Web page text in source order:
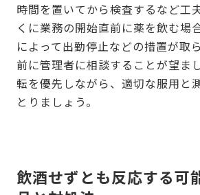
時間を置いてから検査するなど工
くに業務の開始直前に薬を飲む場
によって出勤停止などの措置が取
前に管理者に相談することが望ま
転を優先しながら、適切な服用と
とりましょう。
飲酒せずとも反応する可